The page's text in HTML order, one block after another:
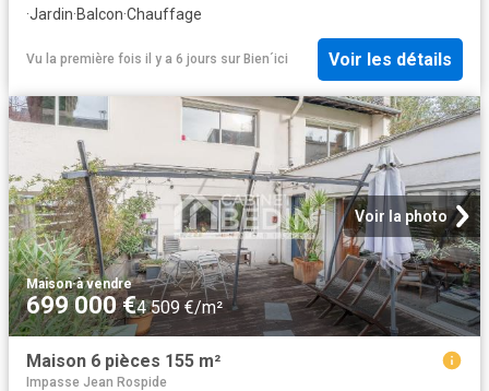
·Jardin·Balcon·Chauffage
Vu la première fois il y a 6 jours sur Bien´ici Voir les détails
Voir la photo
Maison·à vendre
699 000 €4 509 €/m²
Maison 6 pièces 155 m²
Impasse Jean Rospide